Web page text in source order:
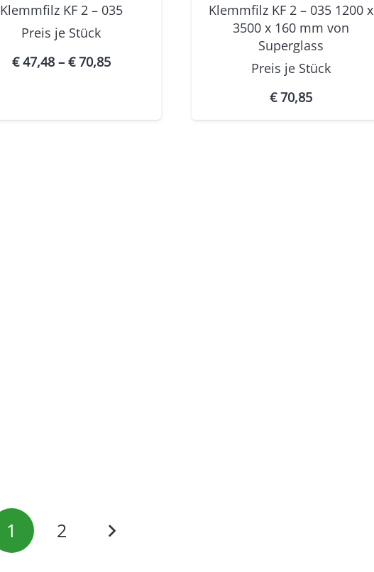
Klemmfilz KF 2 – 035
Preis je Stück
€47,48 – €70,85Preisspanne:
€ 70,85
Klemmfilz KF 2 – 035 1200 x
3500 x 160 mm von
Superglass
Preis je Stück
€70,85
1 2